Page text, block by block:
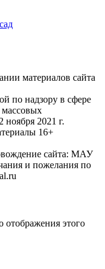
материалов сайта
по надзору в сфере
2021 г.
16+
сайта: МАУ
и пожелания по
отображения этого